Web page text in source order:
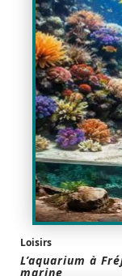
Loisirs
L’aquarium à
marine